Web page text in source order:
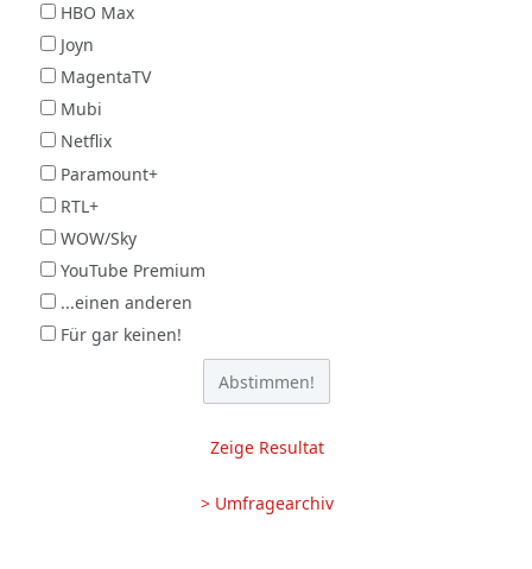
HBO Max
Joyn
MagentaTV
Mubi
Netflix
Paramount+
RTL+
WOW/Sky
YouTube Premium
...einen anderen
Für gar keinen!
Zeige Resultat
> Umfragearchiv